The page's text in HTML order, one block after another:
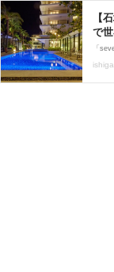
【
で
公
島